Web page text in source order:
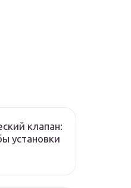
клапан:
установки